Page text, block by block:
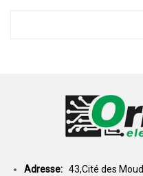
Adresse: 43,Cité des